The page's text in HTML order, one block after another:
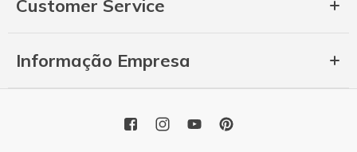
Customer Service
Informação Empresa